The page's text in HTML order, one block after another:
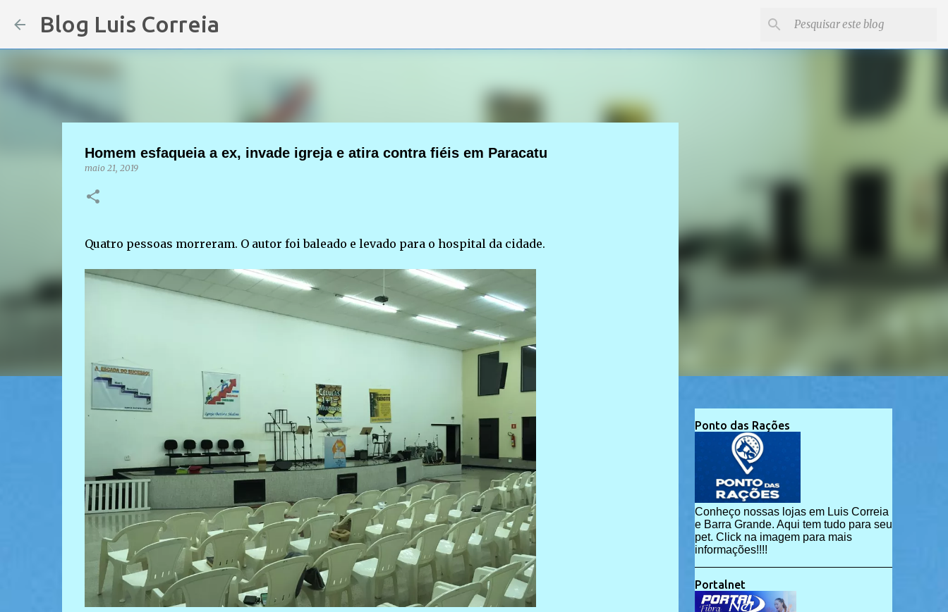
Blog Luis Correia
Homem esfaqueia a ex, invade igreja e atira contra fiéis em Paracatu
maio 21, 2019
Quatro pessoas morreram. O autor foi baleado e levado para o hospital da cidade.
Ponto das Rações
Conheço nossas lojas em Luis Correia
e Barra Grande. Aqui tem tudo para seu
pet. Click na imagem para mais
informações!!!!
Portalnet